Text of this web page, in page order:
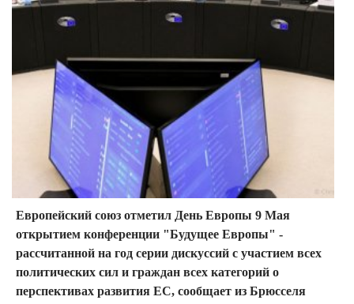
Европейский союз отметил День Европы 9 Мая
открытием конференции "Будущее Европы" -
рассчитанной на год серии дискуссий с участием всех
политических сил и граждан всех категорий о
перспективах развития ЕС, сообщает из Брюсселя